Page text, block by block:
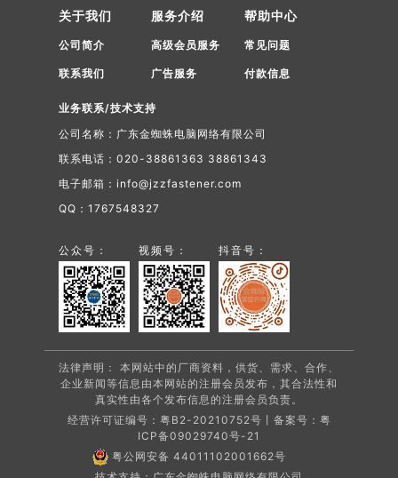
关于我们
公司简介
联系我们
服务介绍
高级会员服务
广告服务
帮助中心
常见问题
付款信息
业务联系/技术支持
公司名称：广东金蜘蛛电脑网络有限公司
联系电话：020-38861363 38861343
电子邮箱：info@jzzfastener.com
QQ：1767548327
公众号： 视频号： 抖音号：
法律声明： 本网站中的厂商资料，供货、需求、合作、
企业新闻等信息由本网站的注册会员发布，其合法性和
真实性由各个发布信息的注册会员负责。
经营许可证编号：粤B2-20210752号丨备案号： 粤
ICP备09029740号-21
粤公网安备 44011102001662号